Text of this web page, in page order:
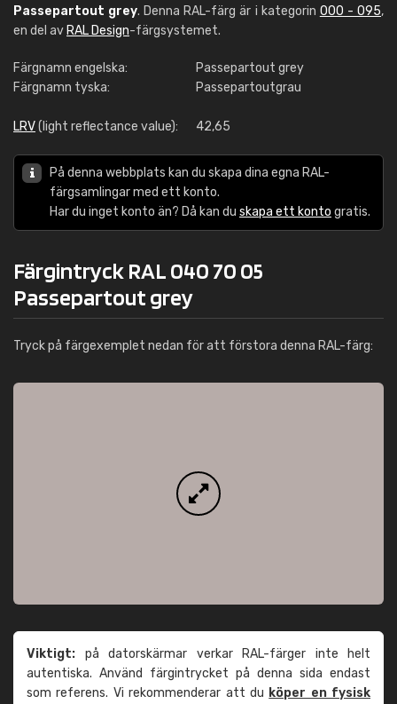
Passepartout grey. Denna RAL-färg är i kategorin 000 - 095,
en del av RAL Design-färgsystemet.
Färgnamn engelska:
Passepartout grey
Färgnamn tyska:
Passepartoutgrau
LRV(light reflectance value): 42,65
På denna webbplats kan du skapa dina egna RAL-
färgsamlingar med ett konto.
Har du inget konto än? Då kan du skapa ett konto gratis.
Färgintryck RAL 040 70 05
Passepartout grey
Tryck på färgexemplet nedan för att förstora denna RAL-färg:
Viktigt: på datorskärmar verkar RAL-färger inte helt
autentiska. Använd färgintrycket på denna sida endast
som referens. Vi rekommenderar att du köper en fysisk